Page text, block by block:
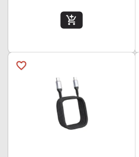
add_shopping_cart
favorite_border